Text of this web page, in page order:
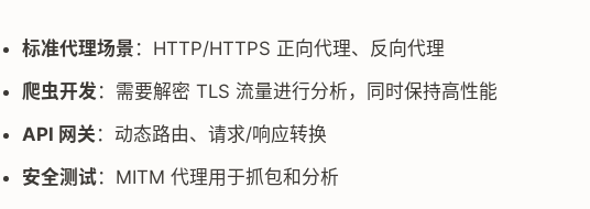
标准代理场景 ：HTTP/HTTPS 正向代理、反向代理
爬虫开发 ：需要解密 TLS 流量进行分析，同时保持高性能
API 网关：动态路由、请求/响应转换
安全测试：MITM 代理用于抓包和分析